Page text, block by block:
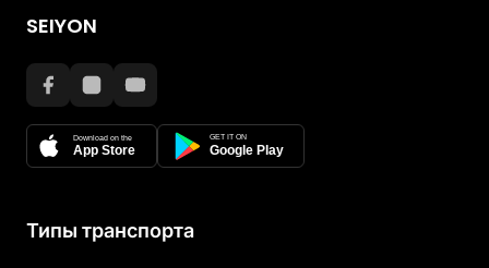
SEIYON
Download on the
App Store
GET IT ON
Google Play
Типы транспорта